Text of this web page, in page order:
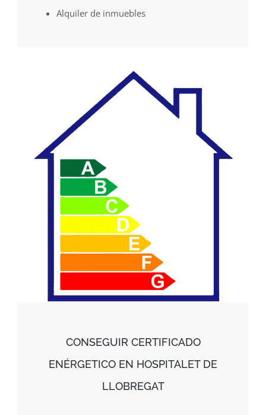
Alquiler de inmuebles
CONSEGUIR CERTIFICADO
ENÉRGETICO EN HOSPITALET DE
LLOBREGAT